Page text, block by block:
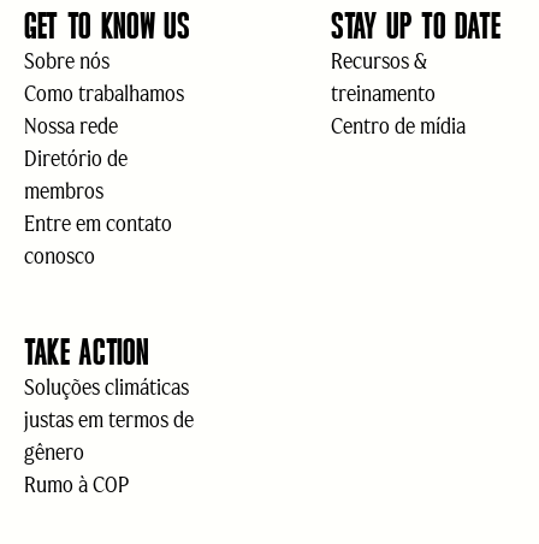
GET TO KNOW US
Sobre nós
Como trabalhamos
Nossa rede
Diretório de
membros
Entre em contato
conosco
STAY UP TO DATE
Recursos &
treinamento
Centro de mídia
TAKE ACTION
Soluções climáticas
justas em termos de
gênero
Rumo à COP